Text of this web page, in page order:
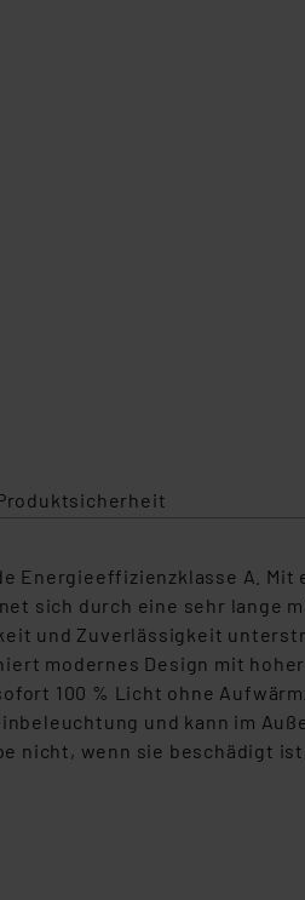
Energieeffizienzklasse A. Mit
sich durch eine sehr lange
und Zuverlässigkeit
modernes Design mit
100 % Licht ohne
und kann im
nicht, wenn sie beschädigt